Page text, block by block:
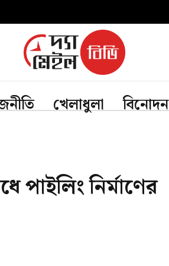
খেলাধুলা বিনোদন
পাইলিং নির্মাণের